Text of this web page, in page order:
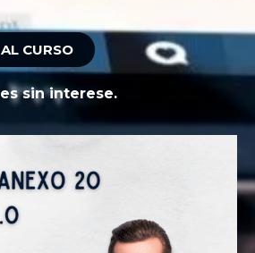
CURSO
sin interese.